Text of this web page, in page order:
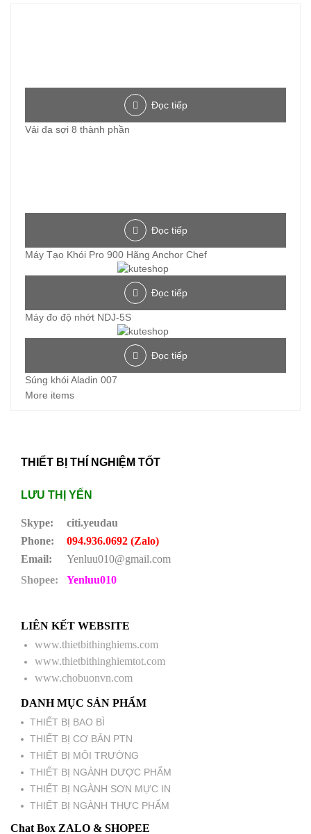
Đọc tiếp
Vải đa sợi 8 thành phần
Đọc tiếp
Máy Tạo Khói Pro 900 Hãng Anchor Chef
Đọc tiếp
Máy đo độ nhớt NDJ-5S
Đọc tiếp
Súng khói Aladin 007
More items
THIẾT BỊ THÍ NGHIỆM TỐT
LƯU THỊ YẾN
Skype:
citi.yeudau
Phone:
094.936.0692 (Zalo)
Email:
Yenluu010@gmail.com
Shopee:
Yenluu010
LIÊN KẾT WEBSITE
www.thietbithinghiems.com
www.thietbithinghiemtot.com
www.chobuonvn.com
DANH MỤC SẢN PHẨM
THIẾT BỊ BAO BÌ
THIẾT BỊ CƠ BẢN PTN
THIẾT BỊ MÔI TRƯỜNG
THIẾT BỊ NGÀNH DƯỢC PHẨM
THIẾT BỊ NGÀNH SƠN MỰC IN
THIẾT BỊ NGÀNH THỰC PHẨM
Chat Box ZALO & SHOPEE